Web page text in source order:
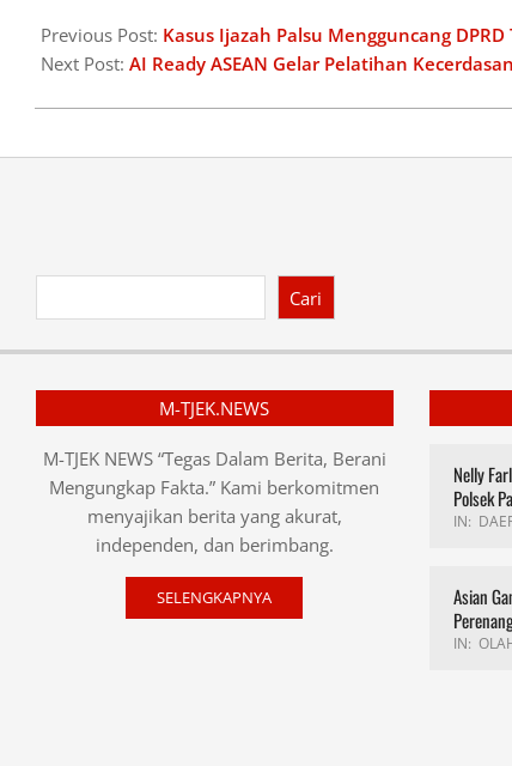
02-
14
Previous Post: Kasus Ijazah Palsu Mengguncang
Next Post: AI Ready ASEAN Gelar Pelatihan
Cari
M-TJEK.NEWS
M-TJEK NEWS “Tegas Dalam Berita, Berani
Mengungkap Fakta.” Kami berkomitmen
menyajikan berita yang akurat,
independen, dan berimbang.
SELENGKAPNYA
Nelly
Polsek
IN:
Asian
IN: